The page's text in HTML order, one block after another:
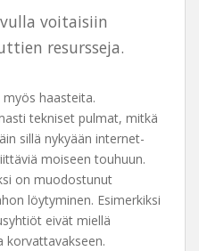
voitaisiin
resursseja.
haasteita.
tekniset pulmat, mitkä
sillä nykyään internet-
moiseen touhuun.
on muodostunut
löytyminen. Esimerkiksi
eivät miellä
korvattavakseen.